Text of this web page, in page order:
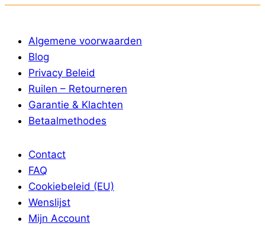
Algemene voorwaarden
Blog
Privacy Beleid
Ruilen – Retourneren
Garantie & Klachten
Betaalmethodes
Contact
FAQ
Cookiebeleid (EU)
Wenslijst
Mijn Account